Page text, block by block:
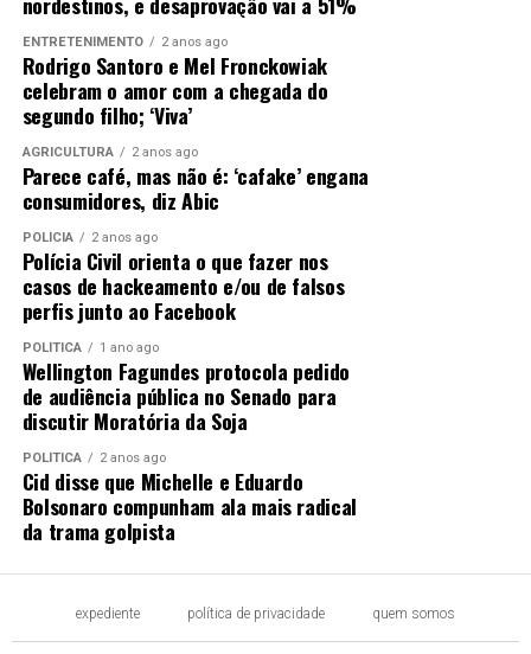
ENTRETENIMENTO 2 anos ago
Rodrigo Santoro e Mel Fronckowiak
celebram o amor com a chegada do
segundo filho; ‘Viva’
AGRICULTURA 2 anos ago
Parece café, mas não é: ‘cafake’ engana
consumidores, diz Abic
POLÍCIA 2 anos ago
Polícia Civil orienta o que fazer nos
casos de hackeamento e/ou de falsos
perfis junto ao Facebook
POLÍTICA 1 ano ago
Wellington Fagundes protocola pedido
de audiência pública no Senado para
discutir Moratória da Soja
POLÍTICA 2 anos ago
Cid disse que Michelle e Eduardo
Bolsonaro compunham ala mais radical
da trama golpista
expediente política de privacidade quem somos